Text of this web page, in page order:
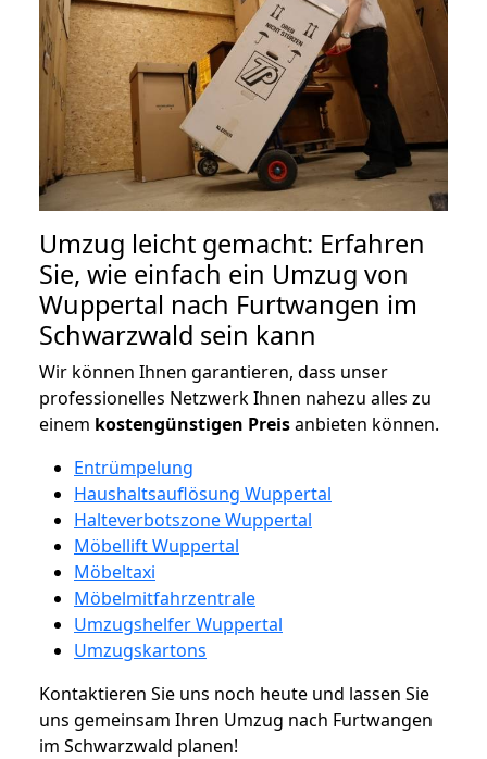
Umzug leicht gemacht: Erfahren
Sie, wie einfach ein Umzug von
Wuppertal nach Furtwangen im
Schwarzwald sein kann
Wir können Ihnen garantieren, dass unser
professionelles Netzwerk Ihnen nahezu alles zu
einem kostengünstigen Preisanbieten können.
Entrümpelung
Haushaltsauflösung Wuppertal
Halteverbotszone Wuppertal
Möbellift Wuppertal
Möbeltaxi
Möbelmitfahrzentrale
Umzugshelfer Wuppertal
Umzugskartons
Kontaktieren Sie uns noch heute und lassen Sie
uns gemeinsam Ihren Umzug nach Furtwangen
im Schwarzwald planen!